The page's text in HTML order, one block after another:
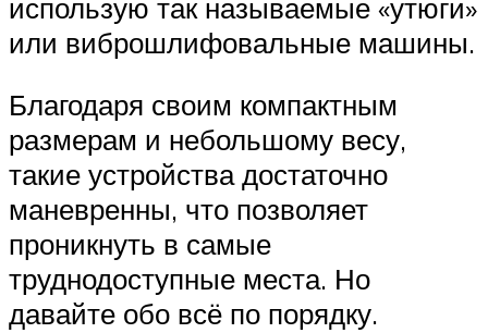
использую так называемые «утюги»
или виброшлифовальные машины.
Благодаря своим компактным
размерам и небольшому весу,
такие устройства достаточно
маневренны, что позволяет
проникнуть в самые
труднодоступные места. Но
давайте обо всё по порядку.